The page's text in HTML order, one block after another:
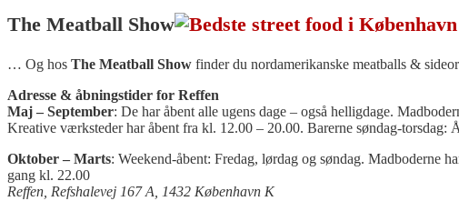
The Meatball Show
… Og hos The Meatball Show finder du nordamerikanske meatballs &
Adresse & åbningstider for Reffen
Maj – September: De har åbent alle ugens dage – også helligdage.
Kreative værksteder har åbent fra kl. 12.00 – 20.00. Barerne søndag-
Oktober – Marts: Weekend-åbent: Fredag, lørdag og søndag. Madboderne
gang kl. 22.00
Reffen, Refshalevej 167 A, 1432 København K